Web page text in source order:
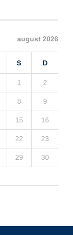
august 2026
S D
1 2
8 9
15 16
22 23
29 30